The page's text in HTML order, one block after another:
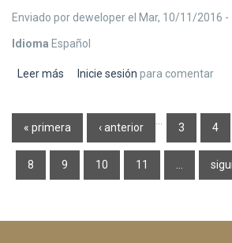
Enviado por deweloper el Mar, 10/11/2016 -
Idioma Español
Leer más sobre Video Corporativo
Inicie sesión para comentar
Páginas
« primera ‹ anterior 3 4
8 9 10 11